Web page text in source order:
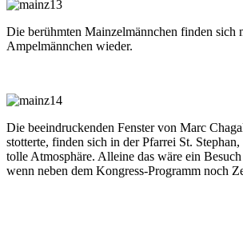
Die berühmten Mainzelmännchen finden sich
Ampelmännchen wieder.
Die beeindruckenden Fenster von Marc
stotterte, finden sich in der Pfarrei St.
tolle Atmosphäre. Alleine das wäre ein
wenn neben dem Kongress-Programm noch